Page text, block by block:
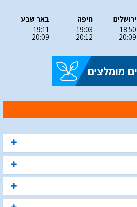
ירושלים
18:50
20:09
חיפה
19:03
20:12
באר שבע
19:11
20:09